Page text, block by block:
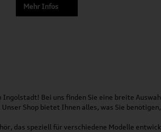
Mehr Infos
Ingolstadt! Bei uns finden Sie eine breite
Shop bietet Ihnen alles, was Sie
das speziell für verschiedene Modelle